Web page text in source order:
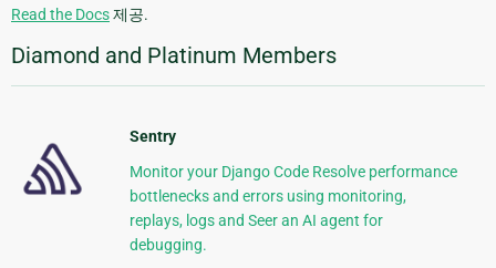
Read the Docs제공.
Diamond and Platinum Members
Sentry
Monitor your Django Code Resolve performance
bottlenecks and errors using monitoring,
replays, logs and Seer an AI agent for
debugging.